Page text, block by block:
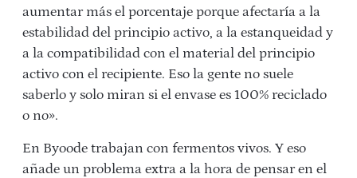
aumentar más el porcentaje porque afectaría a la
estabilidad del principio activo, a la estanqueidad y
a la compatibilidad con el material del principio
activo con el recipiente. Eso la gente no suele
saberlo y solo miran si el envase es 100% reciclado
o no».
En Byoode trabajan con fermentos vivos. Y eso
añade un problema extra a la hora de pensar en el